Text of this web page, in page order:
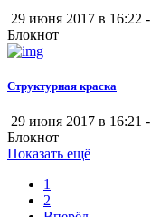
29 июня 2017 в 16:22 -
Блокнот
Структурная краска
29 июня 2017 в 16:21 -
Блокнот
Показать ещё
1
2